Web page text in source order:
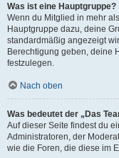
Was ist eine Hauptgruppe?
Wenn du Mitglied in mehr
Hauptgruppe dazu, deine
standardmäßig angezeigt
Berechtigung geben, deine
festzulegen.
Nach oben
Was bedeutet der „Das
Auf dieser Seite findest du
Administratoren, der
wie die Foren, die diese im